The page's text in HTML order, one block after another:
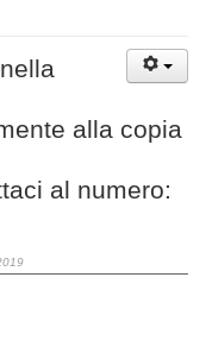
alla copia
al numero: